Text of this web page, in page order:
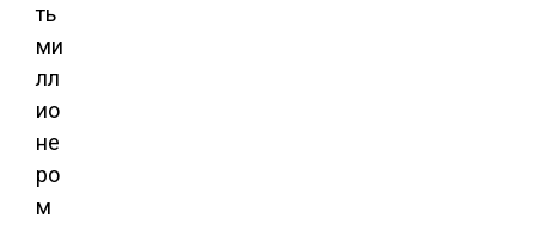
ть
ми
лл
ио
не
ро
м